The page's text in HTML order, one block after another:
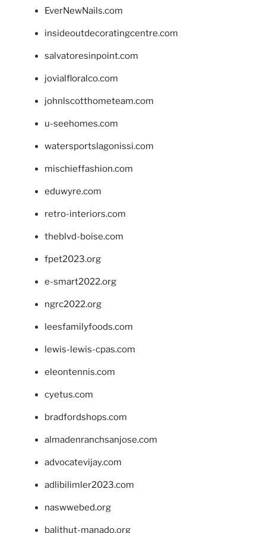
EverNewNails.com
insideoutdecoratingcentre.com
salvatoresinpoint.com
jovialfloralco.com
johnlscotthometeam.com
u-seehomes.com
watersportslagonissi.com
mischieffashion.com
eduwyre.com
retro-interiors.com
theblvd-boise.com
fpet2023.org
e-smart2022.org
ngrc2022.org
leesfamilyfoods.com
lewis-lewis-cpas.com
eleontennis.com
cyetus.com
bradfordshops.com
almadenranchsanjose.com
advocatevijay.com
adlibilimler2023.com
naswwebed.org
balithut-manado.org